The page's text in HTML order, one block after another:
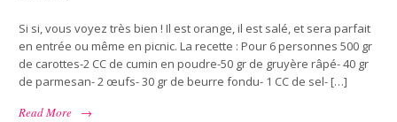
Si si, vous voyez très bien ! Il est orange, il est salé, et sera parfait
en entrée ou même en picnic. La recette : Pour 6 personnes 500 gr
de carottes-2 CC de cumin en poudre-50 gr de gruyère râpé- 40 gr
de parmesan- 2 œufs- 30 gr de beurre fondu- 1 CC de sel- […]
Read More
→